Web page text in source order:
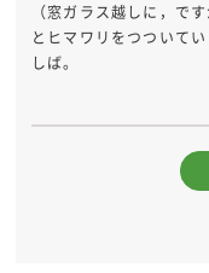
（窓ガラス越しに，で
とヒマワリをつついて
しば。